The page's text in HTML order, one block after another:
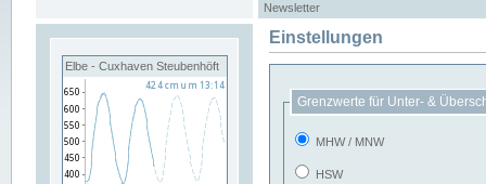
Newsletter
Elbe - Cuxhaven Steubenhöft
Einstellungen
Grenzwerte für Unter- &
MHW / MNW
HSW